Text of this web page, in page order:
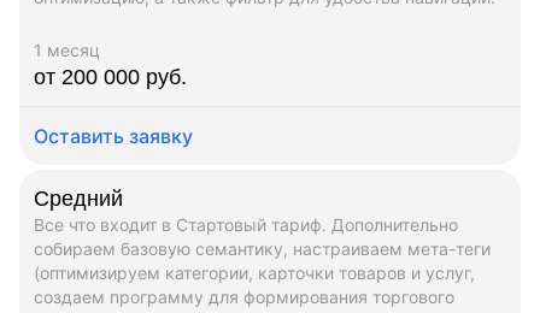
1 месяц
от 200 000 руб.
Оставить заявку
Средний
Все что входит в Стартовый тариф. Дополнительно
собираем базовую семантику, настраиваем мета-теги
(оптимизируем категории, карточки товаров и услуг,
создаем программу для формирования торгового